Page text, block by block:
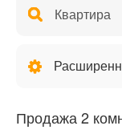
Продажа 2